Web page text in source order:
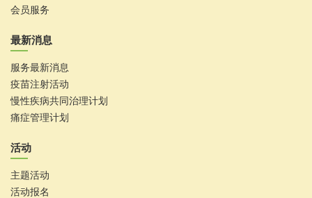
会员服务
最新消息
服务最新消息
疫苗注射活动
慢性疾病共同治理计划
痛症管理计划
活动
主题活动
活动报名